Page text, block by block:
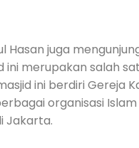
Hasan juga
ini merupakan salah
ini berdiri Gereja
organisasi
Jakarta.